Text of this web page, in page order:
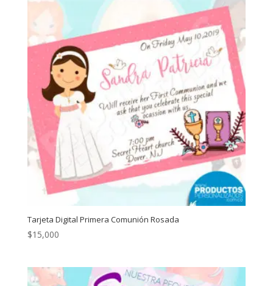
Tarjeta Digital Primera Comunión Rosada
$15,000